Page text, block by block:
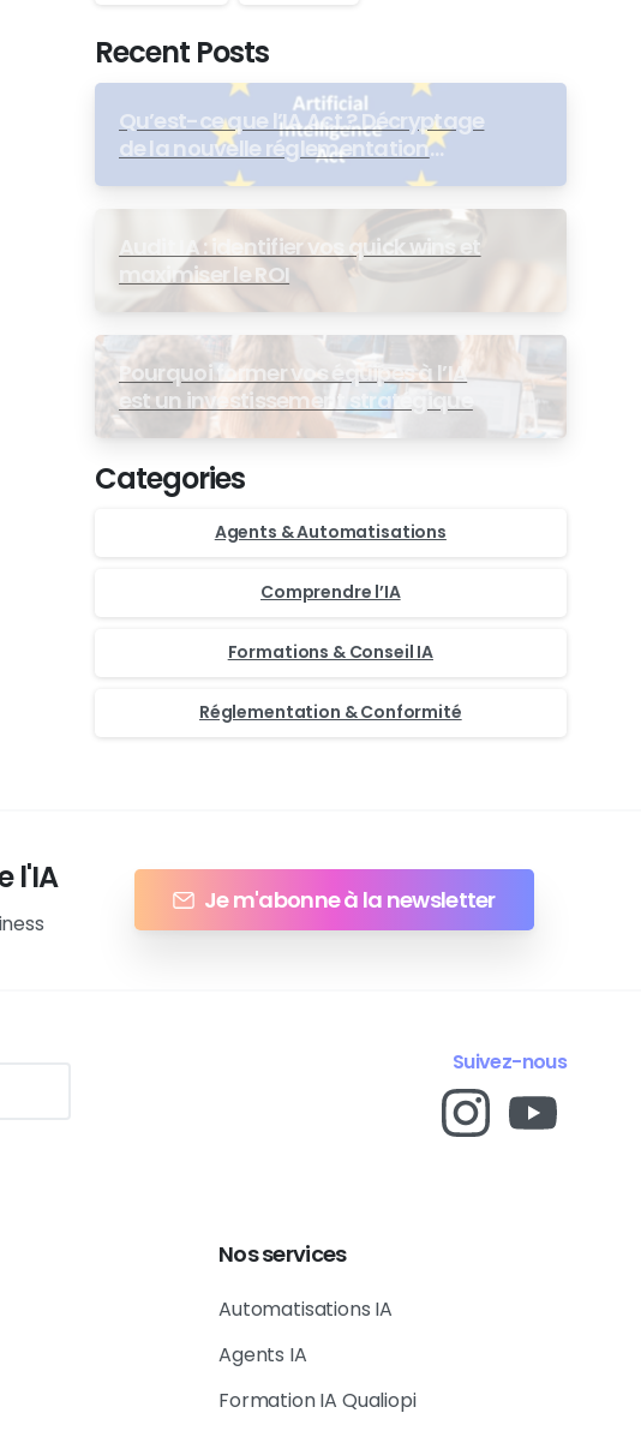
Recent Posts
Qu’est-ce que l’IA Act ? Décryptage
de la nouvelle réglementation
européenne
Audit IA : identifier vos quick wins et
maximiser le ROI
Pourquoi former vos équipes à l’IA
est un investissement stratégique
Categories
Agents & Automatisations
Comprendre l’IA
Formations & Conseil IA
Réglementation & Conformité
l'IA
Je m'abonne à la newsletter
Suivez-nous
Nosservices
Automatisations IA
Agents IA
Formation IA Qualiopi